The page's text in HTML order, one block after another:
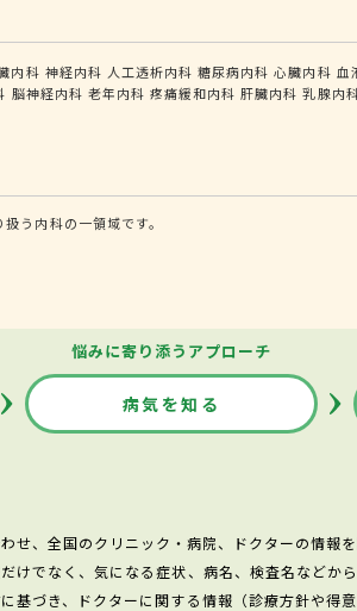
内科 神経内科 人工透析内科 糖尿病内科 心臓内科 血
脳神経内科 老年内科 疼痛緩和内科 肝臓内科 乳腺内
う内科の一領域です。
悩みに寄り添うアプローチ
病気を知る
せ、全国のクリニック・病院、ドクターの情報
でなく、気になる症状、病名、検査名などか
基づき、ドクターに関する情報（診療方針や得